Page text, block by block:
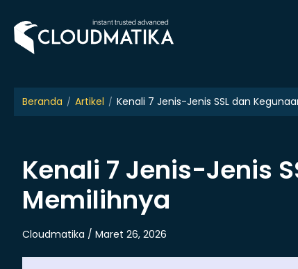
content
Beranda Artikel Kenali 7 Jenis-Jenis SSL dan
Kenali 7 Jenis-Jenis
Memilihnya
Cloudmatika / Maret 26, 2026